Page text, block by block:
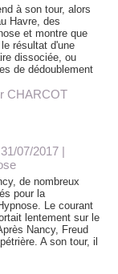
à son tour, alors
Havre, des
et montre que
résultat d'une
dissociée, ou
de dédoublement
CHARCOT
07/2017 |
de nombreux
pour la
Le courant
lentement sur le
Nancy, Freud
A son tour, il